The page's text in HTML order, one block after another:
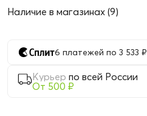
Наличие в магазинах (9)
6 платежей по 3 533 ₽
Курьер по всей России
От 500 ₽